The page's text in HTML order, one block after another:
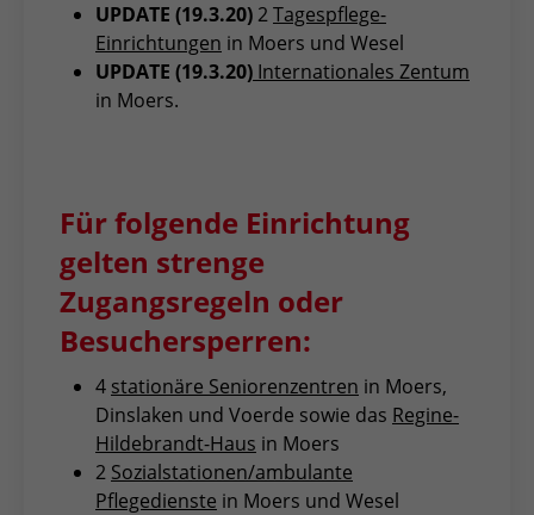
UPDATE (19.3.20) 2Tagespflege-
Einrichtungen in Moers und Wesel
UPDATE (19.3.20) Internationales Zentum
in Moers.
Für folgende Einrichtung
gelten strenge
Zugangsregeln oder
Besuchersperren:
4 stationäre Seniorenzentren in Moers,
Dinslaken und Voerde sowie das Regine-
Hildebrandt-Haus in Moers
2 Sozialstationen/ambulante
Pflegedienste in Moers und Wesel